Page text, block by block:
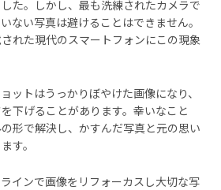
た。しかし、最も洗練されたカメラで
ない写真は避けることはできません。
れた現代のスマートフォンにこの現象
ットはうっかりぼやけた画像になり、
下げることがあります。幸いなこと
形で解決し、かすんだ写真と元の思い
す。
インで画像をリフォーカスし大切な写